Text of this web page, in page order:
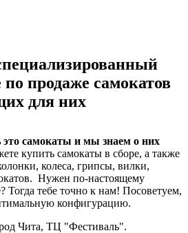
продаже самокатов
для них
самокаты и мы знаем о них
купить самокаты в сборе, а также
колеса, грипсы, вилки,
Нужен по-настоящему
Тогда тебе точно к нам! Посоветуем,
конфигурацию.
Чита, ТЦ "Фестиваль".